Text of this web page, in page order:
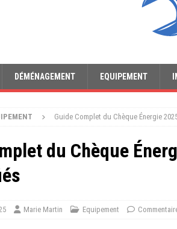
DÉMÉNAGEMENT EQUIPEMENT
Guide Complet du Chèque Énergie
du Chèque
Marie Martin Equipement